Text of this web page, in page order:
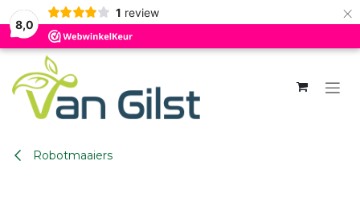
8,0
1 review ×
Overslaan naar inhoud
Robotmaaiers